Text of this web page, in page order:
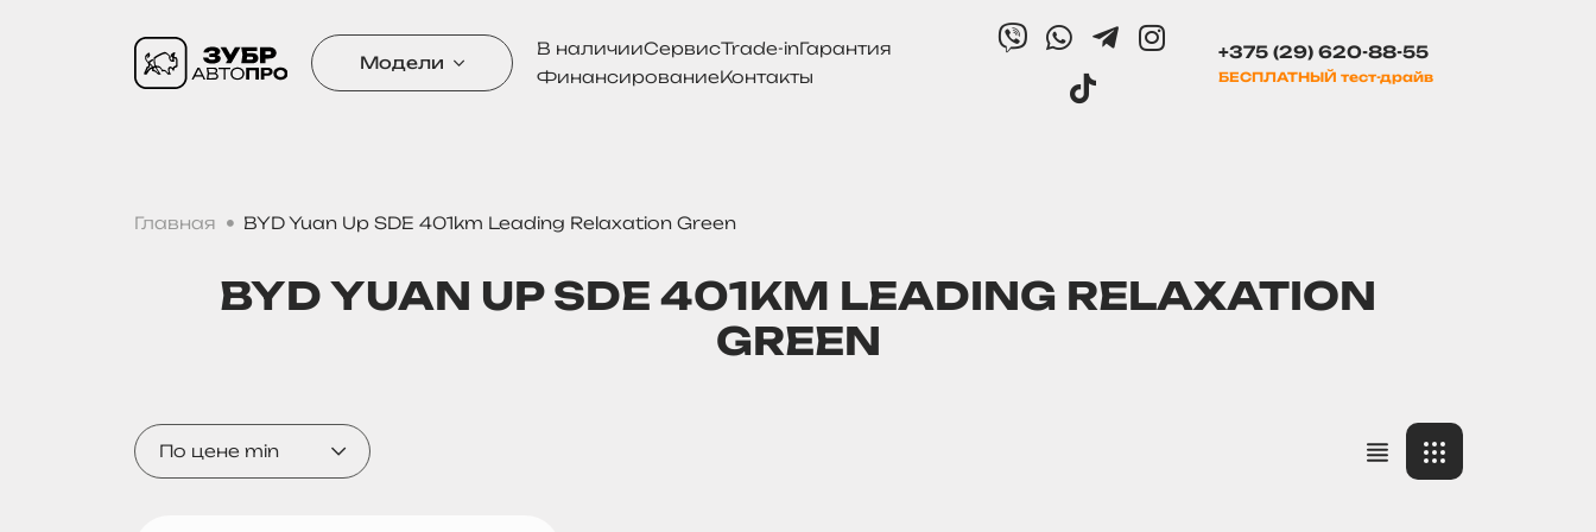
Модели
В наличииCервисTrade-inГарантия
ФинансированиеКонтакты
+375(29) 620-88-55
БЕСПЛАТНЫЙ тест-драйв
Главная BYD Yuan Up SDE 401km Leading Relaxation Green
BYD YUAN UP SDE 401KM LEADING RELAXATION
GREEN
По цене min